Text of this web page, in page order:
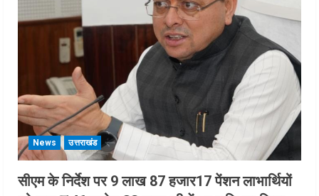
News उत्तराखंड
सीएम के निर्देश पर 9 लाख 87 हजार17 पेंशन लाभार्थियों